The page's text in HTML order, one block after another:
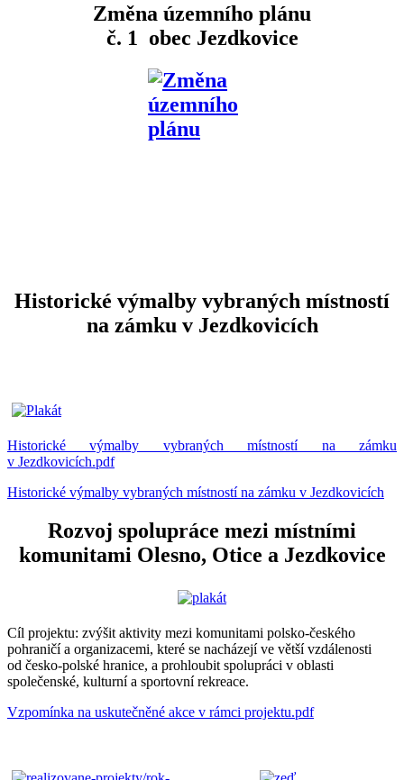
Změna územního plánu
č. 1 obec Jezdkovice
Historické výmalby vybraných místností
na zámku v Jezdkovicích
Historické výmalby vybraných místností na zámku
v Jezdkovicích.pdf
Historické výmalby vybraných místností na zámku v Jezdkovicích
Rozvoj spolupráce mezi místními
komunitami Olesno, Otice a Jezdkovice
Cíl projektu: zvýšit aktivity mezi komunitami polsko-českého
pohraničí a organizacemi, které se nacházejí ve větší vzdálenosti
od česko-polské hranice, a prohloubit spolupráci v oblasti
společenské, kulturní a sportovní rekreace.
Vzpomínka na uskutečněné akce v rámci projektu.pdf